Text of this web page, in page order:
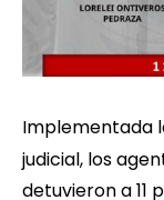
Implementada
judicial, los
detuvieron a 11